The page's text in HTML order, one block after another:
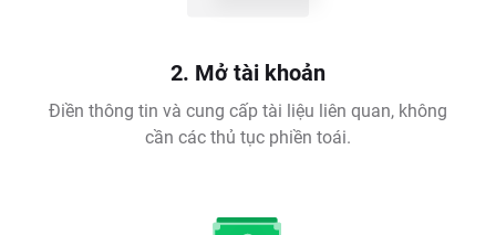
2. Mở tài khoản
Điền thông tin và cung cấp tài liệu liên quan, không
cần các thủ tục phiền toái.